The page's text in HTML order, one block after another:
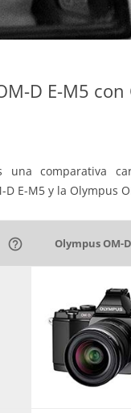
D E-M5 con
una comparativa
E-M5 y la Olympus
help_outline Olympus OM-